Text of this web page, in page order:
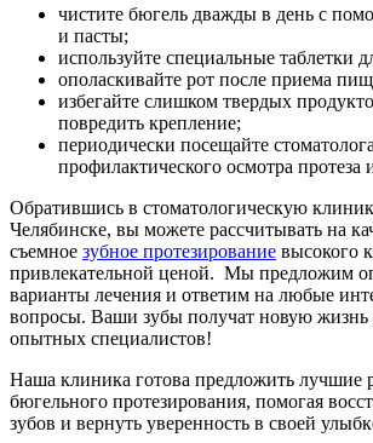
чистите бюгель дважды в день с
и пасты;
используйте специальные таблетки
ополаскивайте рот после приема
избегайте слишком твердых
повредить крепление;
периодически посещайте
профилактического осмотра протеза
Обратившись в стоматологическую
Челябинске, вы можете рассчитывать на
съемное зубное протезирование высокого
привлекательной ценой. Мы предложим
варианты лечения и ответим на любые
вопросы. Ваши зубы получат новую
опытных специалистов!
Наша клиника готова предложить лучшие
бюгельного протезирования, помогая
зубов и вернуть уверенность в своей